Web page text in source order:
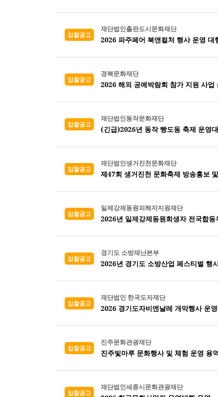
입찰공고
재단법인출판도시문화재단
2026 파주페어 북앤컬처 행사 운영 대
입찰공고
경북문화재단
2026 해외 공예박람회 참가 지원 사업
입찰공고
재단법인동작문화재단
(긴급)2026년 동작 빵도동 축제 운영
입찰공고
재단법인생거진천문화재단
제47회 생거진천 문화축제 방송홍보
입찰공고
일제강제동원피해자지원재단
2026년 일제강제동원희생자 전국합
입찰공고
경기도 소방재난본부
2026년 경기도 소방산업 페스티벌 행
입찰공고
재단법인 한국도자재단
2026 경기도자비엔날레 개막행사 운
입찰공고
진주문화관광재단
진주빛마루 문화행사 및 체험 운영 용
입찰공고
재단법인세종시문화관광재단